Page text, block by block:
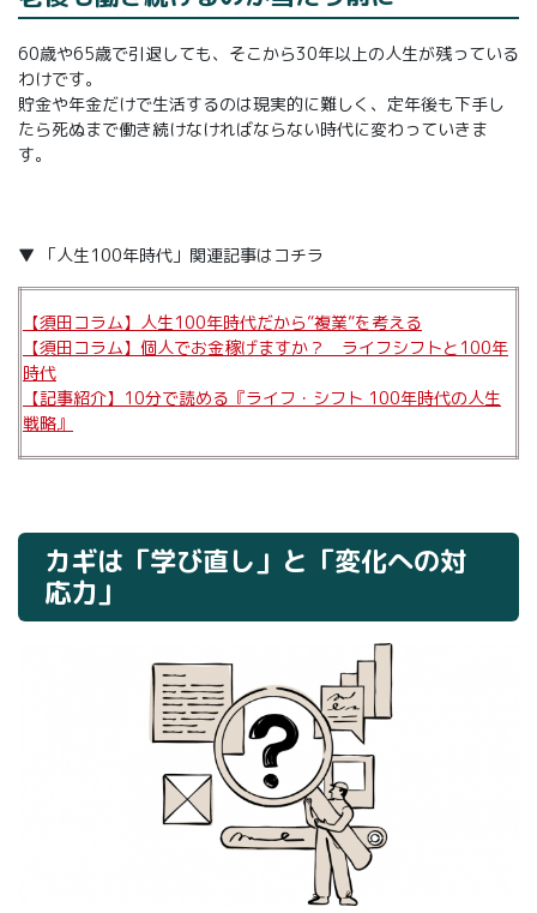
60歳や65歳で引退しても、そこから30年以上の人生が残っている
わけです。
貯金や年金だけで生活するのは現実的に難しく、定年後も下手し
たら死ぬまで働き続けなければならない時代に変わっていきま
す。
▼ 「人生100年時代」関連記事はコチラ
【須田コラム】人生100年時代だから”複業”を考える
【須田コラム】個人でお金稼げますか？ ライフシフトと100年
時代
【記事紹介】10分で読める『ライフ・シフト 100年時代の人生
戦略』
カギは「学び直し」と「変化への対
応力」